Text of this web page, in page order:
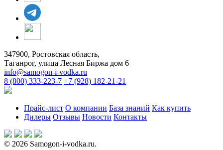
347900, Ростовская область,
Таганрог, улица Лесная Биржа дом 6
info@samogon-i-vodka.ru
8 (800) 333-223-7 +7 (928) 182-21-21
Прайс-лист О компании База знаний Как купить
Дилеры Отзывы Новости Контакты
© 2026 Samogon-i-vodka.ru.